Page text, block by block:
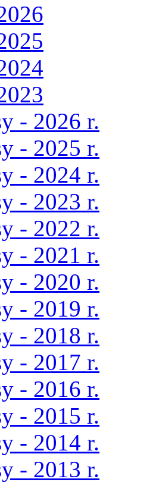
- 2026 r.
- 2025 r.
- 2024 r.
- 2023 r.
- 2022 r.
- 2021 r.
- 2020 r.
- 2019 r.
- 2018 r.
- 2017 r.
- 2016 r.
- 2015 r.
- 2014 r.
- 2013 r.